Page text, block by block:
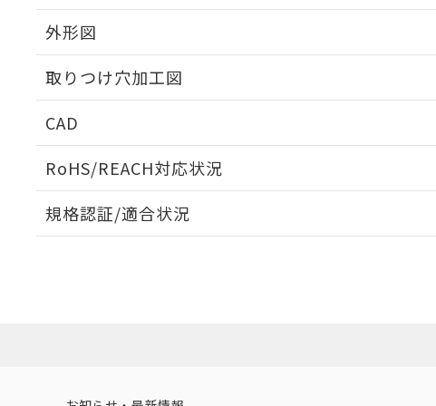
外形図
取りつけ穴加工図
CAD
RoHS/REACH対応状況
EU RoHS 注意事項・凡例
規格認証/適合状況